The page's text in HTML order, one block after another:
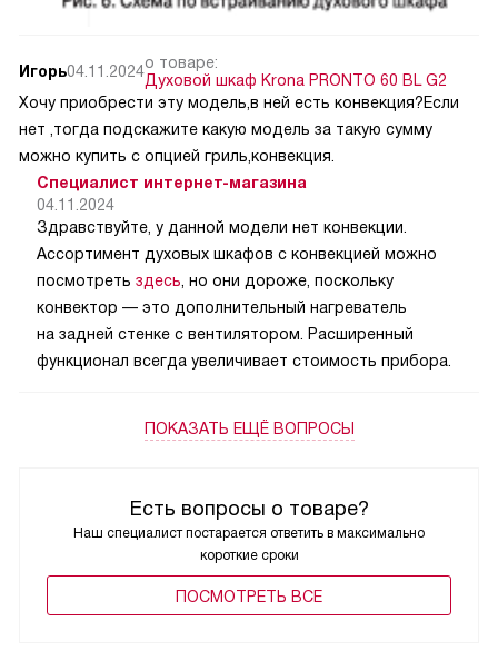
Есть вопросы о товаре?
Наш специалист постарается ответить в максимально
короткие сроки
ПОCМОТРЕТЬ ВСЕ
Игорь04.11.2024о товаре:
Духовой шкаф Krona PRONTO 60 BL G2
Хочу приобрести эту модель,в ней есть конвекция?Если
нет ,тогда подскажите какую модель за такую сумму
можно купить с опцией гриль,конвекция.
Специалист интернет-магазина
04.11.2024
Здравствуйте, у данной модели нет конвекции.
Ассортимент духовых шкафов с конвекцией можно
посмотреть здесь, но они дороже, поскольку
конвектор — это дополнительный нагреватель
на задней стенке с вентилятором. Расширенный
функционал всегда увеличивает стоимость прибора.
ПОКАЗАТЬ ЕЩЁ ВОПРОСЫ